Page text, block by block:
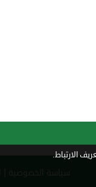
الارتباط.